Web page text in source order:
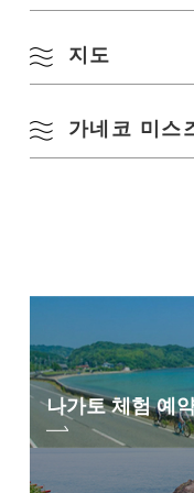
주소 지도
가네코 미스
바다에 돛 기둥, 참배 배,
모두 꿈에 있는 것 같다.
고개면 소바밭,
밭의 접시에 보이는 것은,
그건 역시, 오야마,
체질이 좋은 항구입니다.
「가네코 미스즈 동요 전집
※가네코 미스즈의 시는, 가
나가토 체험 예